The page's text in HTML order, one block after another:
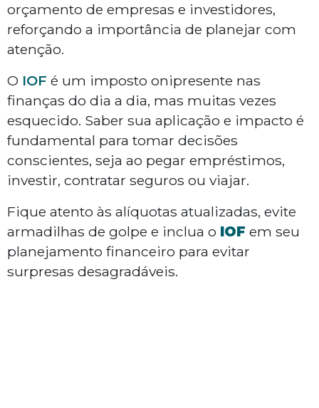
orçamento de empresas e investidores,
reforçando a importância de planejar com
atenção.
O IOF é um imposto onipresente nas
finanças do dia a dia, mas muitas vezes
esquecido. Saber sua aplicação e impacto é
fundamental para tomar decisões
conscientes, seja ao pegar empréstimos,
investir, contratar seguros ou viajar.
Fique atento às alíquotas atualizadas, evite
armadilhas de golpe e inclua o IOF em seu
planejamento financeiro para evitar
surpresas desagradáveis.